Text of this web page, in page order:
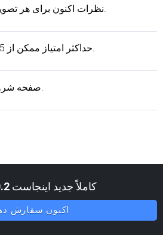
نظرات اکنون برای هر تصویر فردی در دسترس است.
حداکثر امتیاز ممکن از 5 به 10 افزایش یافته است.
صفحه شروع پنل مدیریت به روز شد.
کاملاً جدید اینجاست
اکنون سفارش